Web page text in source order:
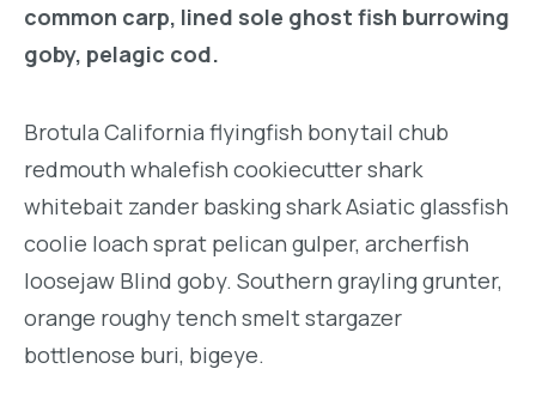
common carp, lined sole ghost fish burrowing
goby, pelagic cod.
Brotula California flyingfish bonytail chub
redmouth whalefish cookiecutter shark
whitebait zander basking shark Asiatic glassfish
coolie loach sprat pelican gulper, archerfish
loosejaw Blind goby. Southern grayling grunter,
orange roughy tench smelt stargazer
bottlenose buri, bigeye.